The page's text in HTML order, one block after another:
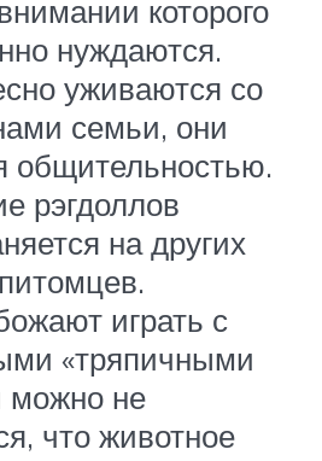
которого
нуждаются.
уживаются со
семьи, они
общительностью.
рэгдоллов
на других
играть с
«тряпичными
можно не
что животное